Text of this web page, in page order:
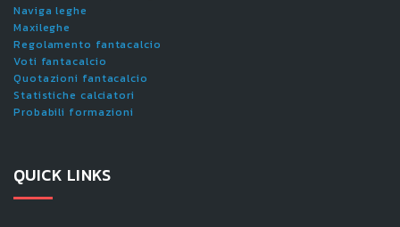
Naviga leghe
Maxileghe
Regolamento fantacalcio
Voti fantacalcio
Quotazioni fantacalcio
Statistiche calciatori
Probabili formazioni
QUICK LINKS